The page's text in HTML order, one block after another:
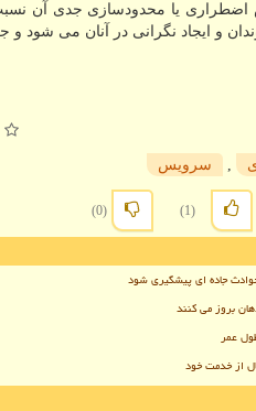
یا محدودسازی جدی آن نسبت
و ایجاد نگرانی در آنان می شود
سرویس
(1)
(0)
جاده ای پیشگیری شود
بروز می کنند
از خدمت خود